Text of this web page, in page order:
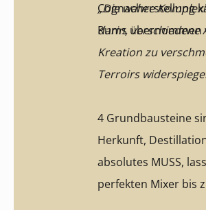
Cognacherstellung
Rums übernommen
„Die wahre
darin, verschiedene
Kreation zu
Terroirs
4 Grundbausteine
Herkunft,
absolutes MUSS,
perfekten Mixer bis